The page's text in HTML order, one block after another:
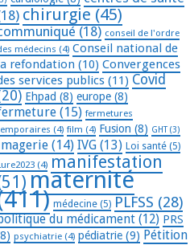
chirurgie (45)
(18) conseil de l'ordre
médecins (4) Conseil national de
refondation (10) Convergences
services publics (11) Covid
Ehpad (8) europe (8)
(15) fermetures
(4) film (4) Fusion (8) GHT(3)
(14) IVG (13) Loi santé (5)
(4) manifestation
maternité
médecine (5) PLFSS (28)
du médicament (12) PRS
psychiatrie (4) pédiatrie (9) Pétition